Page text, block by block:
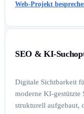
Web-Projekt
SEO & KI-
Digitale Sichtbarkeit
moderne KI-gestützte
strukturell aufgebaut,